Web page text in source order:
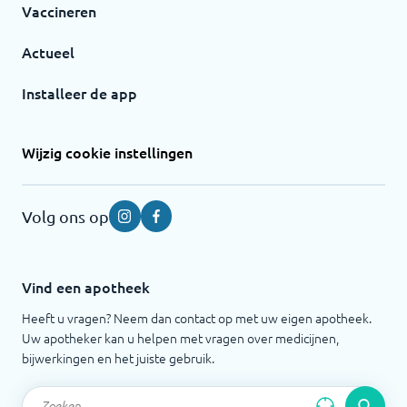
Vaccineren
Actueel
Installeer de app
Wijzig cookie instellingen
Volg ons op InstagramFacebook
Vind een apotheek
Heeft u vragen? Neem dan contact op met uw eigen apotheek.
Uw apotheker kan u helpen met vragen over medicijnen,
bijwerkingen en het juiste gebruik.